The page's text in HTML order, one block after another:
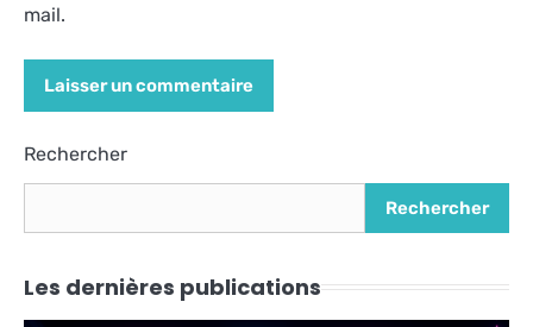
mail.
Alternative:
Rechercher
Rechercher
Les dernières publications